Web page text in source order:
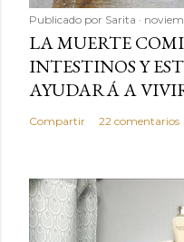
Publicado por Sarita
LA MUERTE
INTESTINOS Y
AYUDARÁ A
Compartir 22 comentarios